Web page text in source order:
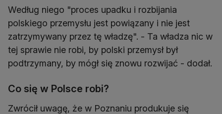
Według niego "proces upadku i rozbijania
polskiego przemysłu jest powiązany i nie jest
zatrzymywany przez tę władzę". - Ta władza nic w
tej sprawie nie robi, by polski przemysł był
podtrzymany, by mógł się znowu rozwijać - dodał.
Co się w Polsce robi?
Zwrócił uwagę, że w Poznaniu produkuje się